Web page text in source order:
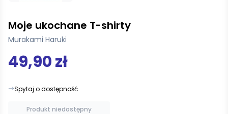
Moje ukochane T-shirty
Murakami Haruki
49,90 zł
Spytaj o dostępność
Produkt niedostępny